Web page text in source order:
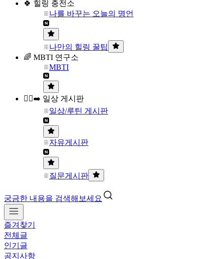
🍀 힐링 충전소
나를 바꾸는 오늘의 명언
나만의 힐링 꿀팁
🌈 MBTI 연구소
MBTI
🏃‍♀️‍➡️ 일상 게시판
일상/루틴 게시판
자유게시판
질문게시판
궁금한 내용을 검색해보세요
즐겨찾기
전체글
인기글
공지사항